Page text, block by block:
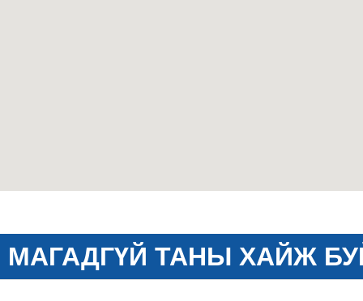
МАГАДГҮЙ ТАНЫ ХАЙЖ